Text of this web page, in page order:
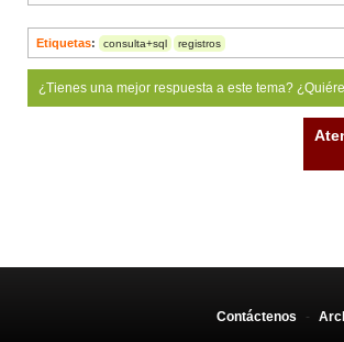
Etiquetas: consulta+sql registros
¿Tienes una mejor respuesta a este tema?
Contáctenos -